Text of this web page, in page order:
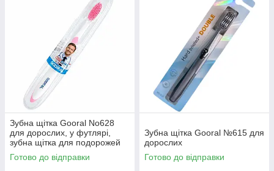
Зубна щітка Gooral No628
для дорослих, у футлярі,
зубна щітка для подорожей
Готово до відправки
Зубна щітка Gooral №615 для
дорослих
Готово до відправки